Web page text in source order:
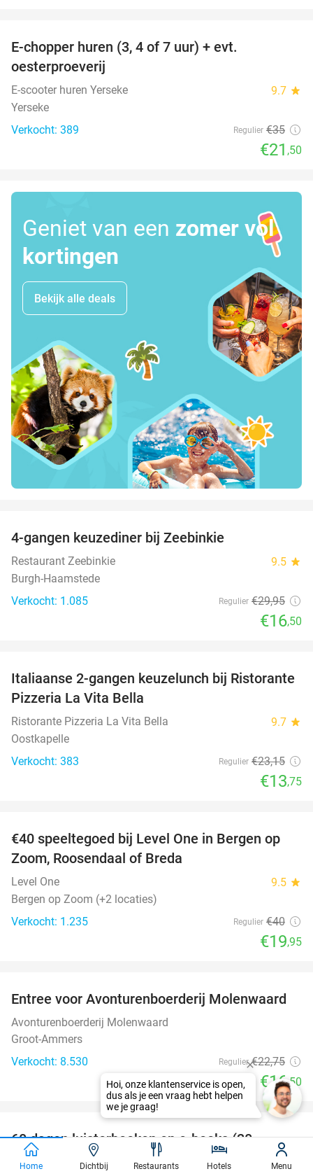
E-chopper huren (3, 4 of 7 uur) + evt.
oesterproeverij
E-scooter huren Yerseke 9.7 star
Yerseke
Verkocht: 389
Regulier €35
€21 ,50
Geniet van een zomer vol
kortingen
Bekijk alle deals
4-gangen keuzediner bij Zeebinkie
Restaurant Zeebinkie 9.5 star
Burgh-Haamstede
Verkocht: 1.085
Regulier €29,95
€16,50
41%
Italiaanse 2-gangen keuzelunch bij Ristorante
Pizzeria La Vita Bella
Ristorante Pizzeria La Vita Bella 9.7 star
Oostkapelle
Verkocht: 383
Regulier €23,15
€13,75
50%
€40 speeltegoed bij Level One in Bergen op
Zoom, Roosendaal of Breda
Level One 9.5 star
Bergen op Zoom (+2 locaties)
Verkocht: 1.235
Regulier €40
€19,95
27%
Entree voor Avonturenboerderij Molenwaard
Avonturenboerderij Molenwaard
Groot-Ammers
Verkocht: 8.530
Regulier €22,75
€16,50
100%
favorite_border
60 dagen luisterboeken en e-books (20
luisteruren)
Home Dichtbij Restaurants Hotels Menu
Hoi, onze klantenservice is open,
dus als je een vraag hebt helpen
we je graag!